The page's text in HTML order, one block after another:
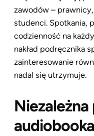
zawodów –
studenci. Spotkania,
codzienność na
nakład podręcznika
zainteresowanie
nadal się utrzymuje.
audiobooka